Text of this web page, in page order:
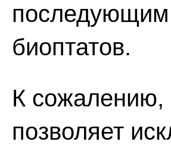
последующим
биоптатов.
К сожалению,
позволяет